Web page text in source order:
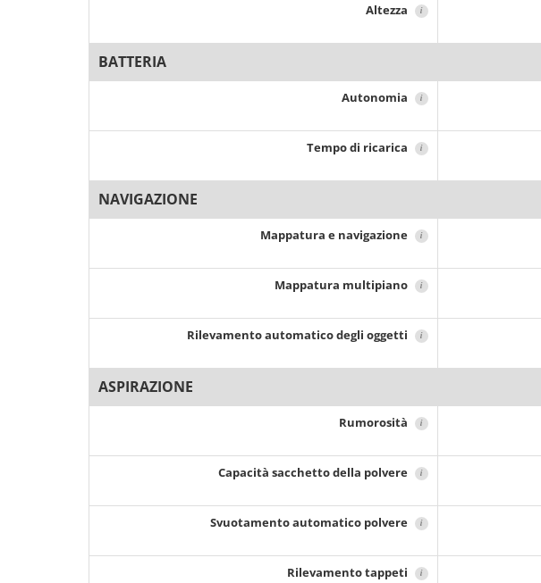
Altezza i
BATTERIA
Autonomia i
Tempo di ricarica i
NAVIGAZIONE
Mappatura e navigazione i
Mappatura multipiano i
Rilevamento automatico degli oggetti i
ASPIRAZIONE
Rumorosità i
Capacità sacchetto della polvere i
Svuotamento automatico polvere i
Rilevamento tappeti i